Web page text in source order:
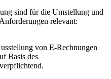
sind für die Umstellung und
relevant:
von E-Rechnungen
Basis des